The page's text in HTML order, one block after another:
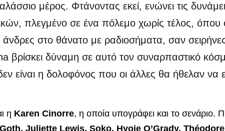
μέρος. Φτάνοντας εκεί, ενώνει τις
πλεγμένο σε ένα πόλεμο χωρίς τέλος, όπου
στο θάνατο με ραδιοσήματα, σαν
βρίσκει δύναμη σε αυτό τον συναρπαστικό
είναι η δολοφόνος που οι άλλες θα ήθελαν να
η Karen Cinorre, η οποία υπογράφει και το σενάριο.
Juliette Lewis, Soko, Hyoie O’Grady,